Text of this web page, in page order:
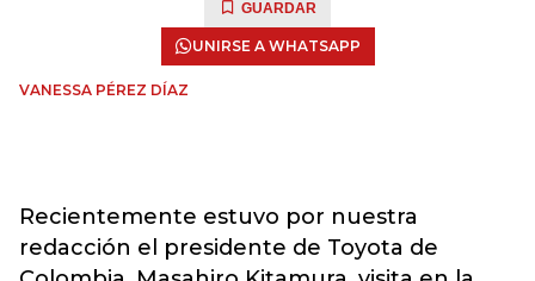
GUARDAR
UNIRSE A WHATSAPP
VANESSA PÉREZ DÍAZ
Recientemente estuvo por nuestra
redacción el presidente de Toyota de